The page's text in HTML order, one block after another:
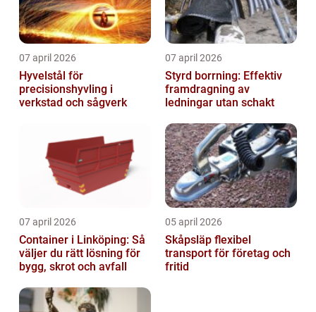
07 april 2026
Hyvelstål för
precisionshyvling i
verkstad och sågverk
07 april 2026
Styrd borrning: Effektiv
framdragning av
ledningar utan schakt
07 april 2026
Container i Linköping: Så
väljer du rätt lösning för
bygg, skrot och avfall
05 april 2026
Skåpsläp flexibel
transport för företag och
fritid